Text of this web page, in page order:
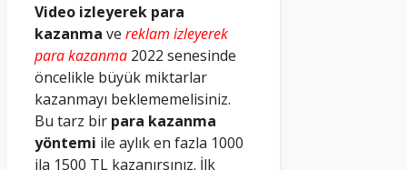
Video izleyerek para
kazanma ve reklam izleyerek
para kazanma 2022 senesinde
öncelikle büyük miktarlar
kazanmayı beklememelisiniz.
Bu tarz bir para kazanma
yöntemi ile aylık en fazla 1000
ila 1500 TL kazanırsınız. İlk